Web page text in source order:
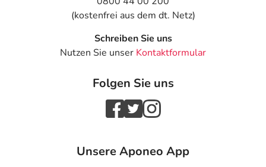
(kostenfrei aus dem dt. Netz)
Schreiben Sie uns
Nutzen Sie unser Kontaktformular
Folgen Sie uns
Unsere Aponeo App